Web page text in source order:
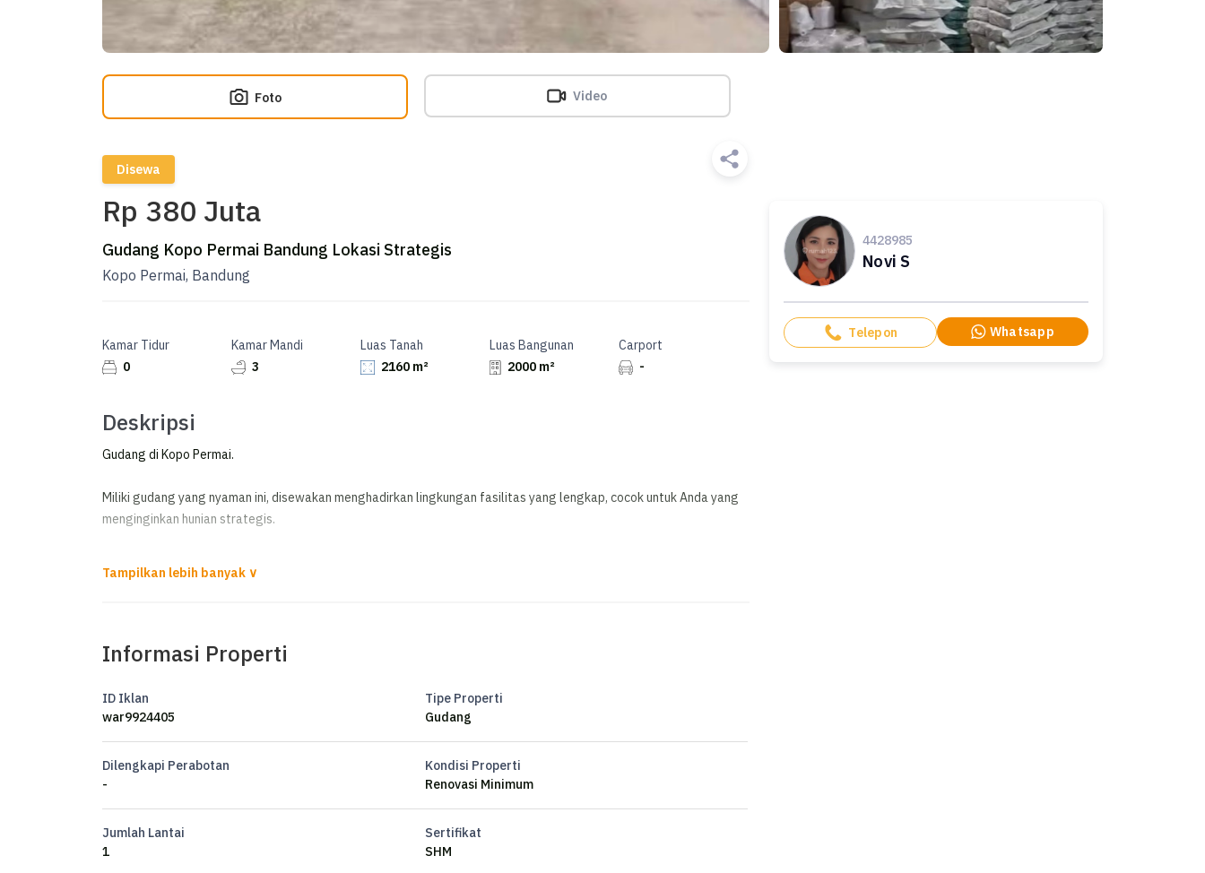
Foto Video
Disewa
Rp 380 Juta
Gudang Kopo Permai Bandung Lokasi Strategis
Kopo Permai, Bandung
Kamar Tidur
0
Kamar Mandi
3
Luas Tanah
2160 m²
Luas Bangunan
2000 m²
Carport
-
Deskripsi
Gudang di Kopo Permai.
Miliki gudang yang nyaman ini, disewakan menghadirkan lingkungan fasilitas yang lengkap, cocok untuk Anda yang
menginginkan hunian strategis.
- Kamar Mandi: 3
- Siap Huni.
- Akses Jalan Muat 2 Mobil.
Informasi Properti
ID Iklan
war9924405
Tipe Properti
Gudang
Dilengkapi Perabotan
-
Kondisi Properti
Renovasi Minimum
Jumlah Lantai
1
Sertifikat
SHM
4428985
Novi S
Telepon Whatsapp